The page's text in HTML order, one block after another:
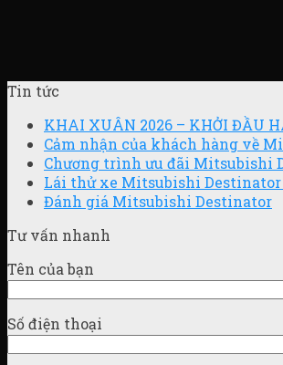
Tin tức
KHAI XUÂN 2026 – KHỞI ĐẦU
Cảm nhận của khách hàng về
Chương trình ưu đãi Mitsubishi
Lái thử xe Mitsubishi Destinator
Đánh giá Mitsubishi Destinator
Tư vấn nhanh
Tên của bạn
Số điện thoại